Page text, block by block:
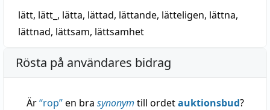
lätt, lätt_ , lätta, lättad, lättande, lätteligen, lättna,
lättnad, lättsam, lättsamhet
Rösta på användares bidrag
Är“rop”en bra synonym till ordetauktionsbud?